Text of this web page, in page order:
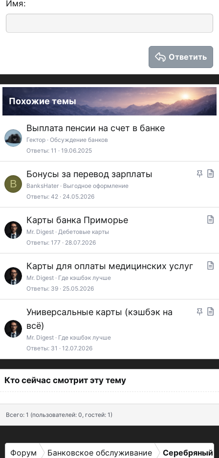
18
Tahoma
Имя
Ответить
Похожие темы
Выплата пенсии на счет в банке
Гектор Обсуждение банков
Ответы 11 19.06.2025
B
З
л
Бонусы за перевод зарплаты
BanksHater
Выгодное оформление
Ответы 42 24.05.2026
Карты банка Приморье
Mr. Digest Дебетовые карты
Ответы 177 28.07.2026
Карты для оплаты медицинских услуг
Mr. Digest
Где кэшбэк лучше
Ответы 39 25.05.2026
З
л
е
Универсальные карты (кэшбэк на
всё)
Mr. Digest
Где кэшбэк лучше
Ответы 31 12.07.2026
Кто сейчас смотрит эту тему
Всего: 1 (пользователей: 0, гостей: 1)
Форум Банковское обслуживание Серебряный